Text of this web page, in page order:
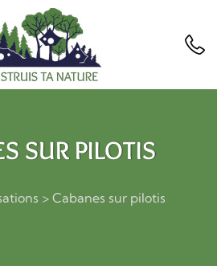
SUR PILOTIS
> Cabanes sur pilotis